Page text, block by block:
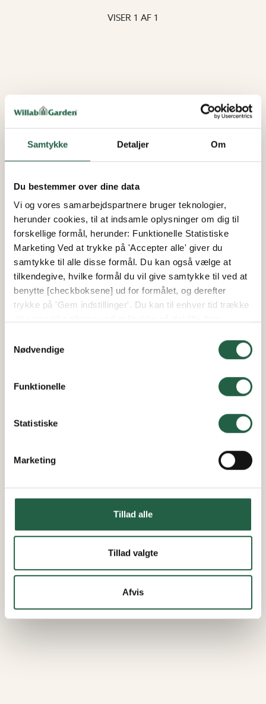
Samtykke Detaljer Om
Du bestemmer over dine data
Vi og vores samarbejdspartnere bruger teknologier,
herunder cookies, til at indsamle oplysninger om dig til
forskellige formål, herunder: Funktionelle Statistiske
Marketing Ved at trykke på 'Accepter alle' giver du
samtykke til alle disse formål. Du kan også vælge at
tilkendegive, hvilke formål du vil give samtykke til ved at
benytte [checkboksene] ud for formålet, og derefter
trykke på 'Gem indstillinger'. Du kan til enhver tid trække
mere om vores brug af cookies og andre teknologier,
personlige oplysninger
Nødvendige
Funktionelle
Statistiske
Marketing
Tillad alle
Tillad valgte
Afvis
VISER 1 AF 1